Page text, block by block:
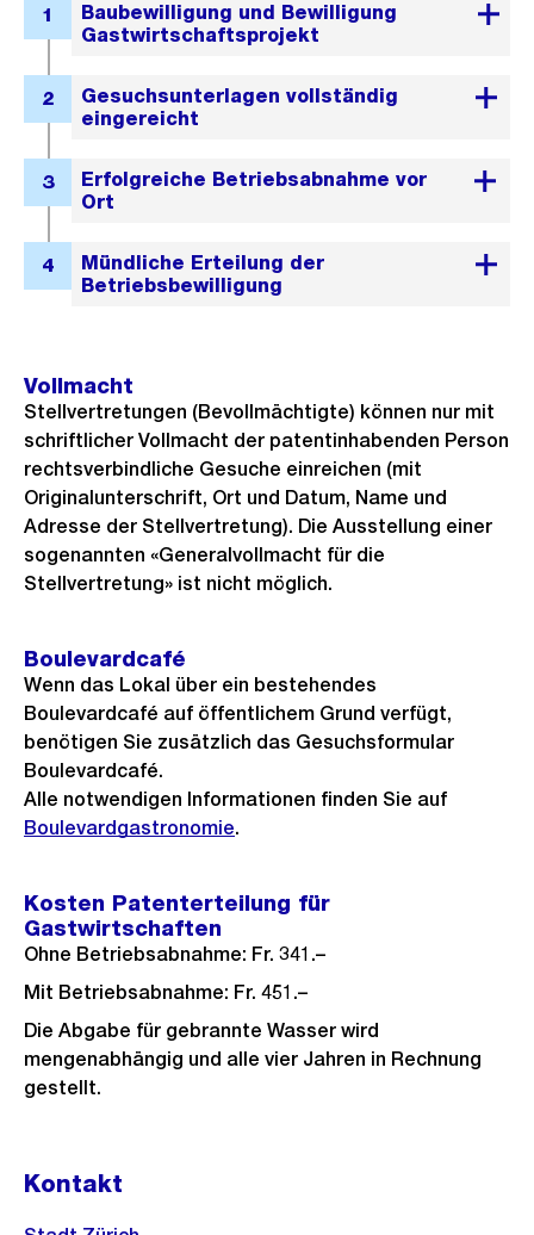
Vollmacht
Stellvertretungen (Bevollmächtigte) können nur mit
schriftlicher Vollmacht der patentinhabenden Person
rechtsverbindliche Gesuche einreichen (mit
Originalunterschrift, Ort und Datum, Name und
Adresse der Stellvertretung). Die Ausstellung einer
sogenannten «Generalvollmacht für die
Stellvertretung» ist nicht möglich.
Boulevardcafé
Wenn das Lokal über ein bestehendes
Boulevardcafé auf öffentlichem Grund verfügt,
benötigen Sie zusätzlich das Gesuchsformular
Boulevardcafé.
Alle notwendigen Informationen finden Sie auf
Boulevardgastronomie.
Kosten Patenterteilung für
Gastwirtschaften
Ohne Betriebsabnahme: Fr. 341.–
Mit Betriebsabnahme: Fr. 451.–
Die Abgabe für gebrannte Wasser wird
mengenabhängig und alle vier Jahren in Rechnung
gestellt.
Kontakt